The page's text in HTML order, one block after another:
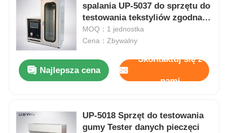
Dom
spalania UP-5037 do sprzętu do
testowania tekstyliów zgodna z
ISO 6940 ISO 6941 ASTM
D6431, charakteryzująca się
mm i uchwytem na próbki o
wymiarach L422 × S89 × H2 mm
MOQ：1 jednostka
Cena：Zbywalny
Najlepsza cena
Skontaktuj się z
nami
UP-5018 Sprzęt do testowania
gumy Tester danych pieczęci